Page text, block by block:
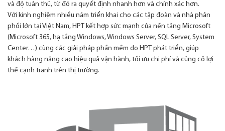
và độ tuân thủ, từ đó ra quyết định nhanh hơn và chính xác hơn.
Với kinh nghiệm nhiều năm triển khai cho các tập đoàn và nhà phân
phối lớn tại Việt Nam, HPT kết hợp sức mạnh của nền tảng Microsoft
(Microsoft 365, hạ tầng Windows, Windows Server, SQL Server, System
Center…) cùng các giải pháp phần mềm do HPT phát triển, giúp
khách hàng nâng cao hiệu quả vận hành, tối ưu chi phí và củng cố lợi
thế cạnh tranh trên thị trường.